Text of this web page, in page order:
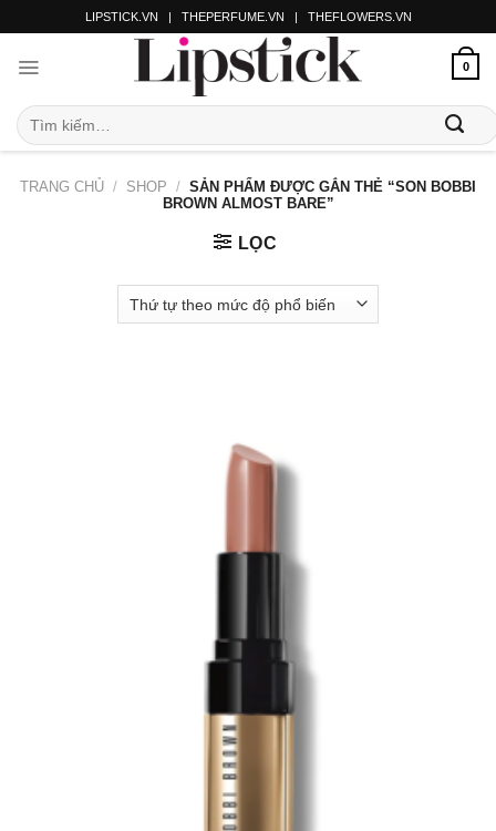
LIPSTICK.VN | THEPERFUME.VN | THEFLOWERS.VN
0
TRANG CHỦ / SHOP / SẢN PHẨM ĐƯỢC GẮN THẺ “SON BOBBI
BROWN ALMOST BARE”
LỌC